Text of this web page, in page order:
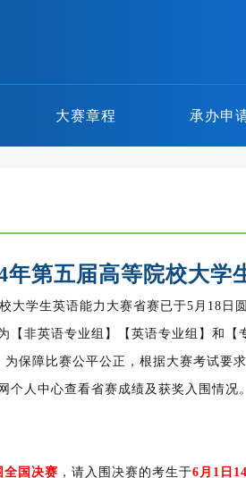
大赛章程 承办申
年第五届高等院校大学
大学生英语能力大赛省赛已于5月18
【非英语专业组】【英语专业组】和
为保障比赛公平公正，根据大赛考试要
个人中心查看省赛成绩及获奖入围情况
全国决赛 ，请入围决赛的考生于6月1日